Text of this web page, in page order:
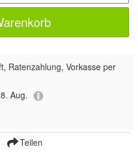
Ratenzahlung, Vorkasse per
Aug.
Teilen